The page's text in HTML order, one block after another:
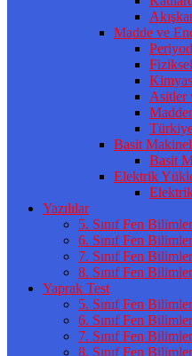
Madde ve
Asitler
Basit
Basit
Elektrik
Yazılılar
5. Sınıf Fen
6. Sınıf Fen
7. Sınıf Fen
8. Sınıf Fen
Yaprak Test
5. Sınıf Fen
6. Sınıf Fen
7. Sınıf Fen
8. Sınıf Fen